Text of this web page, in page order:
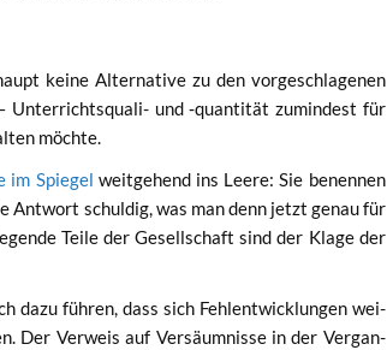
kei­ne Alter­na­ti­ve zu den vor­ge­schla­ge­nen
und ‑quan­ti­tät zumin­dest für
möchte.
im Spie­gel weit­ge­hend ins Lee­re: Sie benen­nen
Ant­wort schul­dig, was man denn jetzt genau für
Tei­le der Gesell­schaft sind der Kla­ge der
dazu füh­ren, dass sich Fehl­ent­wick­lun­gen wei­
Der Ver­weis auf Ver­säum­nis­se in der Ver­gan­